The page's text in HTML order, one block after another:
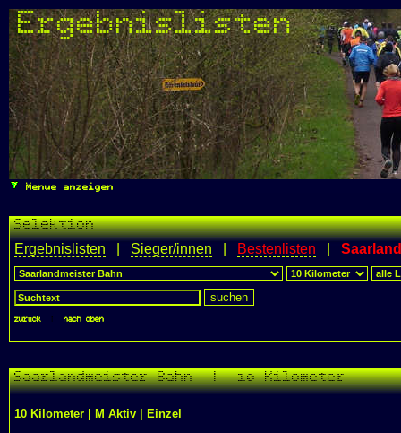
Ergebnislisten
Menue anzeigen
Selektion
Ergebnislisten Sieger/innen Bestenlisten
zurück nach oben
Saarlandmeister Bahn | 10 Kilometer
10 Kilometer | M Aktiv | Einzel